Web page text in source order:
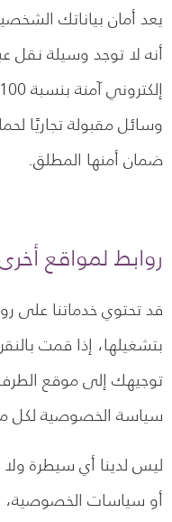
يعد أمان بياناتك
أنه لا توجد وسيلة نقل
وسائل مقبولة تجاريًا
ضمان أمنها المطلق.
روابط لمواقع
قد تحتوي خدماتنا على
بتشغيلها، إذا قمت
توجيهك إلى موقع
سياسة الخصوصية لكل
ليس لدينا أي سيطرة
أو سياسات الخصوصية،